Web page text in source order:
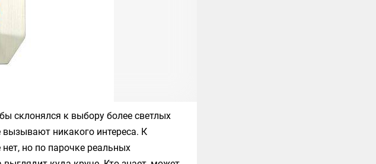
склонялся к выбору более светлых
никакого интереса. К
но по парочке реальных